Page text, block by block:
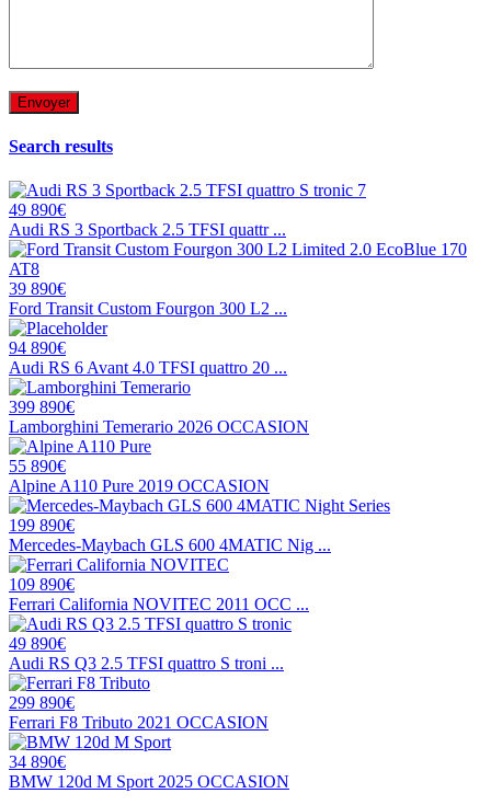
Search results
49 890€
Audi RS 3 Sportback 2.5 TFSI quattr ...
39 890€
Ford Transit Custom Fourgon 300 L2 ...
94 890€
Audi RS 6 Avant 4.0 TFSI quattro 20 ...
399 890€
Lamborghini Temerario 2026 OCCASION
55 890€
Alpine A110 Pure 2019 OCCASION
199 890€
Mercedes-Maybach GLS 600 4MATIC Nig ...
109 890€
Ferrari California NOVITEC 2011 OCC ...
49 890€
Audi RS Q3 2.5 TFSI quattro S troni ...
299 890€
Ferrari F8 Tributo 2021 OCCASION
34 890€
BMW 120d M Sport 2025 OCCASION